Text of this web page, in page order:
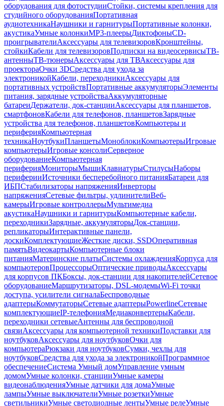
оборудования для фотостудииСтойки, системы крепления для
студийного оборудованияПортативная
аудиотехникаНаушники и гарнитурыПортативные колонки,
акустикаУмные колонкиMP3-плеерыДиктофоныCD-
проигрывателиАксессуары для телевизоровКронштейны,
стойкиКабели для телевизоровПодписки на видеосервисыТВ-
антенныТВ-тюнерыАксессуары для ТВАксессуары для
проектораОчки 3DСредства для ухода за
электроникойКабели, переходникиАксессуары для
портативных устройствПортативные аккумуляторыЭлементы
питания, зарядные устройстваАккумуляторные
батареиДержатели, док-станцииАксессуары для планшетов,
смартфоновКабели для телефонов, планшетовЗарядные
устройства для телефонов, планшетовКомпьютеры и
периферияКомпьютерная
техникаНоутбукиПланшетыМоноблокиКомпьютерыИгровые
компьютерыИгровые консолиСерверное
оборудованиеКомпьютерная
периферияМониторыМышиКлавиатурыСтилусыНаборы
периферииИсточники бесперебойного питанияБатареи для
ИБПСтабилизаторы напряженияИнверторы
напряженияСетевые фильтры, удлинителиВеб-
камерыИгровые контроллерыМультимедиа
акустикаНаушники и гарнитурыКомпьютерные кабели,
переходникиЗарядные, аккумуляторыДок-станции,
репликаторыИнтерактивные панели,
доскиКомплектующиеЖесткие диски, SSDОперативная
памятьВидеокартыКомпьютерные блоки
питанияМатеринские платыСистемы охлажденияКорпуса для
компьютеровПроцессорыОптические приводыАксессуары
для корпусов ПКБоксы, док-станции для накопителейСетевое
оборудованиеМаршрутизаторы, DSL-модемыWi-Fi точки
доступа, усилители сигналаБеспроводные
адаптерыКоммутаторыСетевые адаптерыPowerlineСетевые
комплектующиеIP-телефонияМедиаконвертерыКабели,
переходники сетевыеАнтенны для беспроводной
связиАксессуары для компьютерной техникиПодставки для
ноутбуковАксессуары для ноутбуковОчки для
компьютераРюкзаки для ноутбуковСумки, чехлы для
ноутбуковСредства для ухода за электроникойПрограммное
обеспечениеСистема Умный домУправление умным
домомУмные колонки, станцииУмные камеры
видеонаблюденияУмные датчики для домаУмные
лампыУмные выключателиУмные розеткиУмные
светильникиУмные светодиодные лентыУмные релеУмные